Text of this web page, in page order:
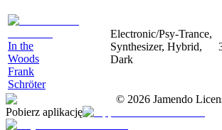
In the
Woods
Frank
Schröter
Electronic/Psy-Trance,
Synthesizer, Hybrid,
Dark
© 2026 Jamendo
Pobierz aplikację